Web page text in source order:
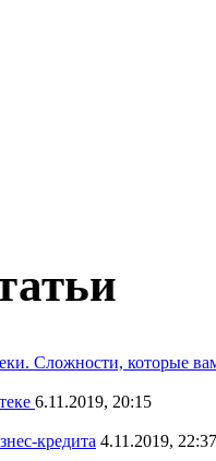
Сложности, которые
6.11.2019, 20:15
кредита 4.11.2019, 22:37